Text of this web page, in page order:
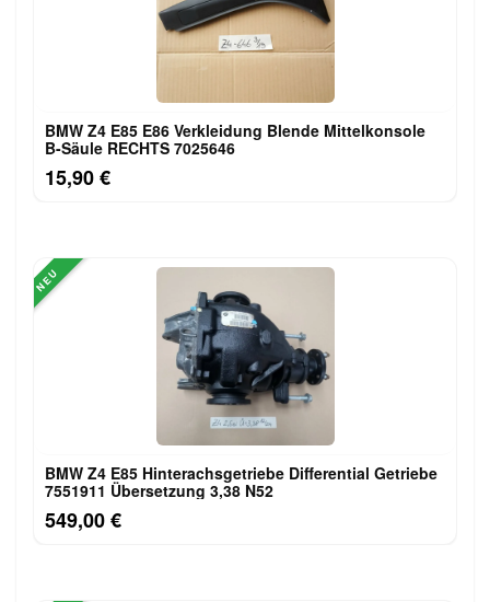
BMW Z4 E85 E86 Verkleidung Blende Mittelkonsole
B-Säule RECHTS 7025646
15,90 €
NEU
BMW Z4 E85 Hinterachsgetriebe Differential Getriebe
7551911 Übersetzung 3,38 N52
549,00 €